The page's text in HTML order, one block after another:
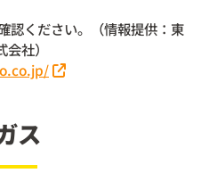
認ください。（情報提供：東
社）
ス